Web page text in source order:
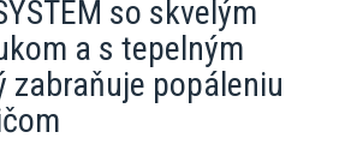
so skvelým
a s tepelným
popáleniu